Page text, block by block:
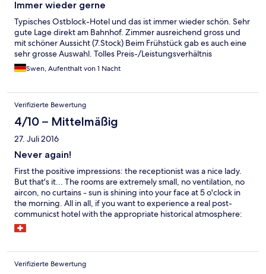
Immer wieder gerne
Typisches Ostblock-Hotel und das ist immer wieder schön. Sehr
gute Lage direkt am Bahnhof. Zimmer ausreichend gross und
mit schöner Aussicht (7.Stock) Beim Frühstück gab es auch eine
sehr grosse Auswahl. Tolles Preis-/Leistungsverhältnis
Swen, Aufenthalt von 1 Nacht
Verifizierte Bewertung
4/10 – Mittelmäßig
27. Juli 2016
Never again!
First the positive impressions: the receptionist was a nice lady.
But that's it... The rooms are extremely small, no ventilation, no
aircon, no curtains - sun is shining into your face at 5 o'clock in
the morning. All in all, if you want to experience a real post-
communicst hotel with the appropriate historical atmosphere:
book the Cernigov. For me it was the last time
Verifizierte Bewertung